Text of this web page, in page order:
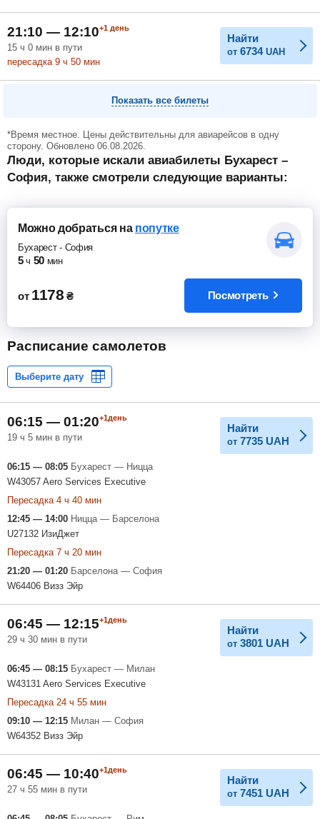
21:10 — 12:10+1 день
15 ч 0 мин в пути
пересадка 9 ч 50 мин
Найти
от 6734 UAH
Показать все билеты
*Время местное. Цены действительны для авиарейсов в одну
сторону. Обновлено 06.08.2026.
Люди, которые искали авиабилеты Бухарест –
София, также смотрели следующие варианты:
Можно добратьсяна попутке
Бухарест- София
5 ч 50 мин
от 1178 ₴ Посмотреть
Расписание самолетов
06:15 — 01:20+1день
19 ч 5 мин в пути
Найти
от 7735 UAH
06:15 — 08:05 Бухарест — Ницца
W43057 Aero Services Executive
Пересадка 4 ч 40 мин
12:45 — 14:00 Ницца — Барселона
U27132 ИзиДжет
Пересадка 7 ч 20 мин
21:20 — 01:20 Барселона — София
W64406 Визз Эйр
06:45 — 12:15+1день
29 ч 30 мин в пути
Найти
от 3801 UAH
06:45 — 08:15 Бухарест — Милан
W43131 Aero Services Executive
Пересадка 24 ч 55 мин
09:10 — 12:15 Милан — София
W64352 Визз Эйр
06:45 — 10:40+1день
27 ч 55 мин в пути
Найти
от 7451 UAH